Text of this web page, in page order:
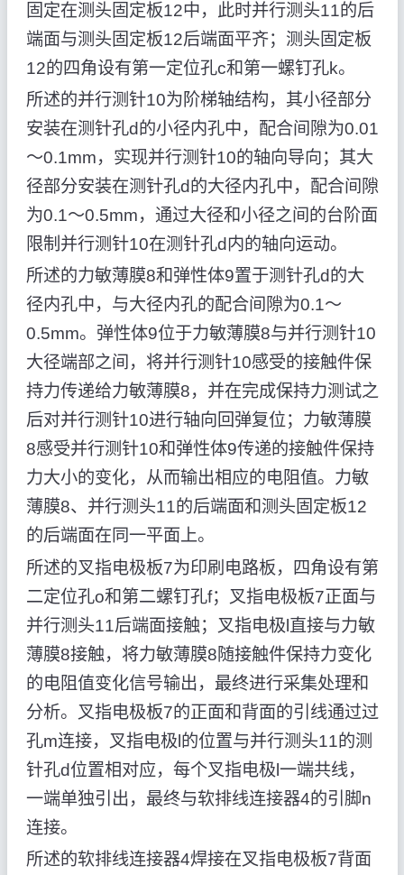
固定在测头固定板12中，此时并行测头11的后
端面与测头固定板12后端面平齐；测头固定板
12的四角设有第一定位孔c和第一螺钉孔k。
所述的并行测针10为阶梯轴结构，其小径部分
安装在测针孔d的小径内孔中，配合间隙为0.01
～0.1mm，实现并行测针10的轴向导向；其大
径部分安装在测针孔d的大径内孔中，配合间隙
为0.1～0.5mm，通过大径和小径之间的台阶面
限制并行测针10在测针孔d内的轴向运动。
所述的力敏薄膜8和弹性体9置于测针孔d的大
径内孔中，与大径内孔的配合间隙为0.1～
0.5mm。弹性体9位于力敏薄膜8与并行测针10
大径端部之间，将并行测针10感受的接触件保
持力传递给力敏薄膜8，并在完成保持力测试之
后对并行测针10进行轴向回弹复位；力敏薄膜
8感受并行测针10和弹性体9传递的接触件保持
力大小的变化，从而输出相应的电阻值。力敏
薄膜8、并行测头11的后端面和测头固定板12
的后端面在同一平面上。
所述的叉指电极板7为印刷电路板，四角设有第
二定位孔o和第二螺钉孔f；叉指电极板7正面与
并行测头11后端面接触；叉指电极l直接与力敏
薄膜8接触，将力敏薄膜8随接触件保持力变化
的电阻值变化信号输出，最终进行采集处理和
分析。叉指电极板7的正面和背面的引线通过过
孔m连接，叉指电极l的位置与并行测头11的测
针孔d位置相对应，每个叉指电极l一端共线，
一端单独引出，最终与软排线连接器4的引脚n
连接。
所述的软排线连接器4焊接在叉指电极板7背面